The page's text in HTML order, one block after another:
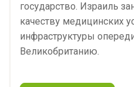
государство. Израиль
качеству медицинских
инфраструктуры
Великобританию.